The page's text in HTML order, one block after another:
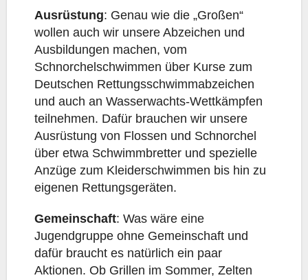
Ausrüstung: Genau wie die „Großen“
wollen auch wir unsere Abzeichen und
Ausbildungen machen, vom
Schnorchelschwimmen über Kurse zum
Deutschen Rettungsschwimmabzeichen
und auch an Wasserwachts-Wettkämpfen
teilnehmen. Dafür brauchen wir unsere
Ausrüstung von Flossen und Schnorchel
über etwa Schwimmbretter und spezielle
Anzüge zum Kleiderschwimmen bis hin zu
eigenen Rettungsgeräten.
Gemeinschaft: Was wäre eine
Jugendgruppe ohne Gemeinschaft und
dafür braucht es natürlich ein paar
Aktionen. Ob Grillen im Sommer, Zelten